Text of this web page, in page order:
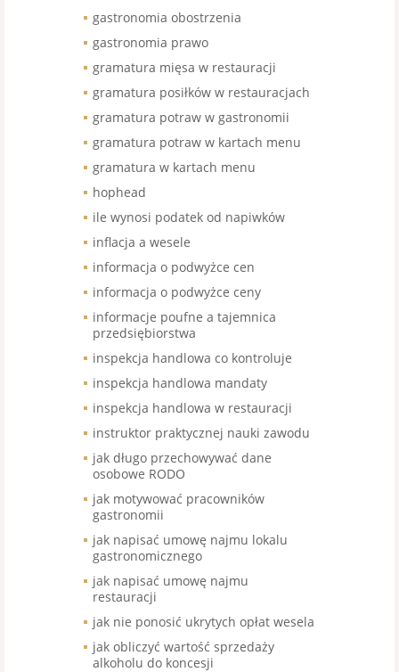
gastronomia obostrzenia
gastronomia prawo
gramatura mięsa w restauracji
gramatura posiłków w restauracjach
gramatura potraw w gastronomii
gramatura potraw w kartach menu
gramatura w kartach menu
hophead
ile wynosi podatek od napiwków
inflacja a wesele
informacja o podwyżce cen
informacja o podwyżce ceny
informacje poufne a tajemnica
przedsiębiorstwa
inspekcja handlowa co kontroluje
inspekcja handlowa mandaty
inspekcja handlowa w restauracji
instruktor praktycznej nauki zawodu
jak długo przechowywać dane
osobowe RODO
jak motywować pracowników
gastronomii
jak napisać umowę najmu lokalu
gastronomicznego
jak napisać umowę najmu
restauracji
jak nie ponosić ukrytych opłat wesela
jak obliczyć wartość sprzedaży
alkoholu do koncesji